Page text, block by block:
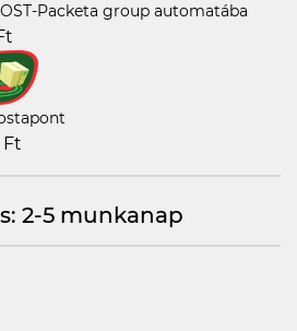
Packeta group automatába
Ft
2-5 munkanap